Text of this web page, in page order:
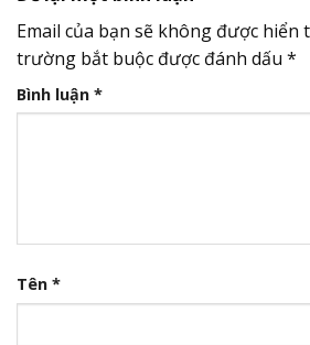
Email của bạn sẽ không được hiển
trường bắt buộc được đánh dấu *
Bình luận *
Tên *